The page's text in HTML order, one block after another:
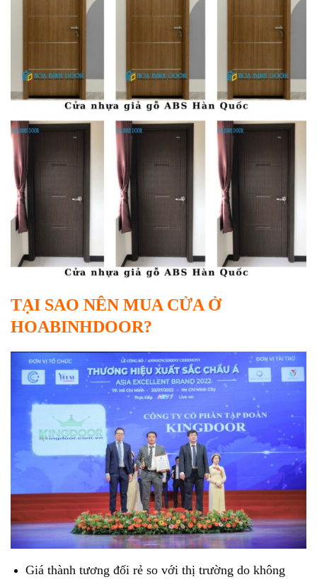
TẠI SAO NÊN MUA CỬA Ở
HOABINHDOOR?
Giá thành tương đối rẻ so với thị trường do không